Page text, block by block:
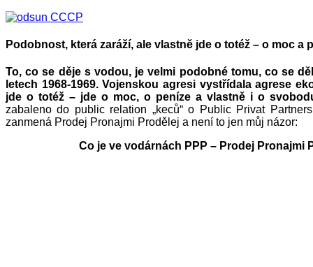
Podobnost, která zaráží, ale vlastně jde o totéž – o moc a
To, co se děje s vodou, je velmi podobné tomu, co se
letech 1968-1969. Vojenskou agresi vystřídala agrese
jde o totéž – jde o moc, o peníze a vlastně i o
zabaleno do public relation „keců“ o Public Privat
zanmená Prodej Pronajmi Prodělej a není to jen můj názor:
Co je ve vodárnách PPP – Prodej Pronajmi